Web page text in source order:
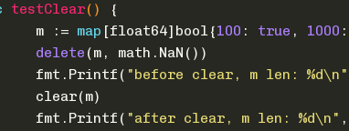
testClear()
{
	m :=
map [float64] bool{100 : true , 1000 :
delete (m, math.NaN())
	fmt.Printf(
"before clear, m len: %d\n"
	clear(m)
	fmt.Printf(
"after clear, m len: %d\n" ,